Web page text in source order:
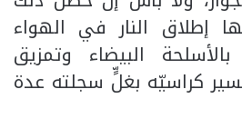
إطلاق النار في الهواء
البيضاء وتمزيق
كراسيّه بغلٍّ سجلته عدة